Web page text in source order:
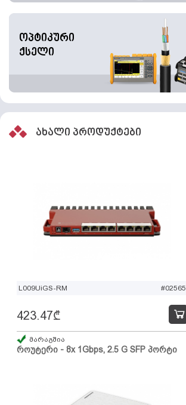
ოპტიკური
ქსელი
ახალი პროდუქტები
L009UiGS-RM #02565
როუტერი - 8x 1Gbps, 2.5 G SFP პორტი
423.47₾
მარაგშია